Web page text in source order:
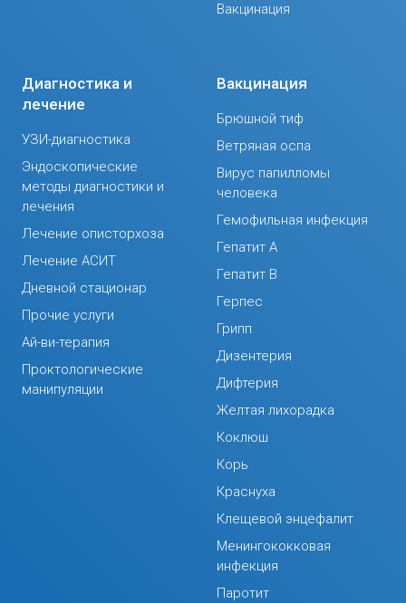
Вакцинация
Диагностика и
лечение
УЗИ-диагностика
Эндоскопические
методы диагностики и
лечения
Лечение описторхоза
Лечение АСИТ
Дневной стационар
Прочие услуги
Ай-ви-терапия
Проктологические
манипуляции
Вакцинация
Брюшной тиф
Ветряная оспа
Вирус папилломы
человека
Гемофильная инфекция
Гепатит А
Гепатит В
Герпес
Грипп
Дизентерия
Дифтерия
Желтая лихорадка
Коклюш
Корь
Краснуха
Клещевой энцефалит
Менингококковая
инфекция
Паротит